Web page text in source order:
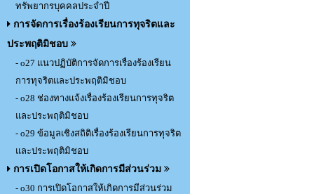
ทรัพยากรบุคคลประจำปี
การจัดการเรื่องร้องเรียนการทุจริตและ
ประพฤติมิชอบ
- o27 แนวปฏิบัติการจัดการเรื่องร้องเรียน
การทุจริตและประพฤติมิชอบ
- o28 ช่องทางแจ้งเรื่องร้องเรียนการทุจริต
และประพฤติมิชอบ
- o29 ข้อมูลเชิงสถิติเรื่องร้องเรียนการทุจริต
และประพฤติมิชอบ
การเปิดโอกาสให้เกิดการมีส่วนร่วม
- o30 การเปิดโอกาสให้เกิดการมีส่วนร่วม